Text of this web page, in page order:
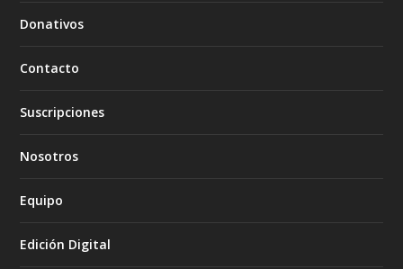
Donativos
Contacto
Suscripciones
Nosotros
Equipo
Edición Digital